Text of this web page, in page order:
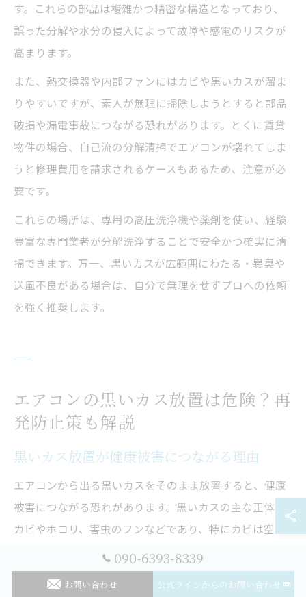
す。これらの部品は複雑かつ精密な構造となっており、
誤った分解や水分の侵入によって故障や感電のリスクが
高まります。
また、熱交換器や内部ファンにはカビや黒いカスが溜ま
りやすいですが、素人が無理に掃除しようとすると部品
破損や漏電事故につながる恐れがあります。とくに賃貸
物件の場合、自己流の分解清掃でエアコンが壊れてしま
うと修理費用を請求されるケースもあるため、注意が必
要です。
これらの場所は、専用の高圧洗浄機や薬剤を使い、経験
豊富な専門業者が分解洗浄することで安全かつ確実に清
掃できます。万一、黒いカスが広範囲にわたる・異臭や
送風不良がある場合は、自分で無理をせずプロへの依頼
を強く推奨します。
エアコンの黒いカス放置は危険？再
発防止策も解説
黒いカス放置が健康被害につながる理由
エアコンから出る黒いカスをそのまま放置すると、健康
被害につながる恐れがあります。黒いカスの主な正体は
カビやホコリ、害虫のフンなどであり、特にカビは空気
中に胞子を放出し、吸い込むことでアレルギー症状や喘
息、咳などの呼吸器トラブルを引き起こすことがありま
090-6393-8339
お問い合わせ 公式ラインからのお問い合わせ